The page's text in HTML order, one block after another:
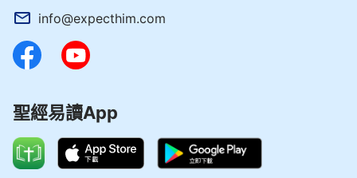
info@expecthim.com
聖經易讀App